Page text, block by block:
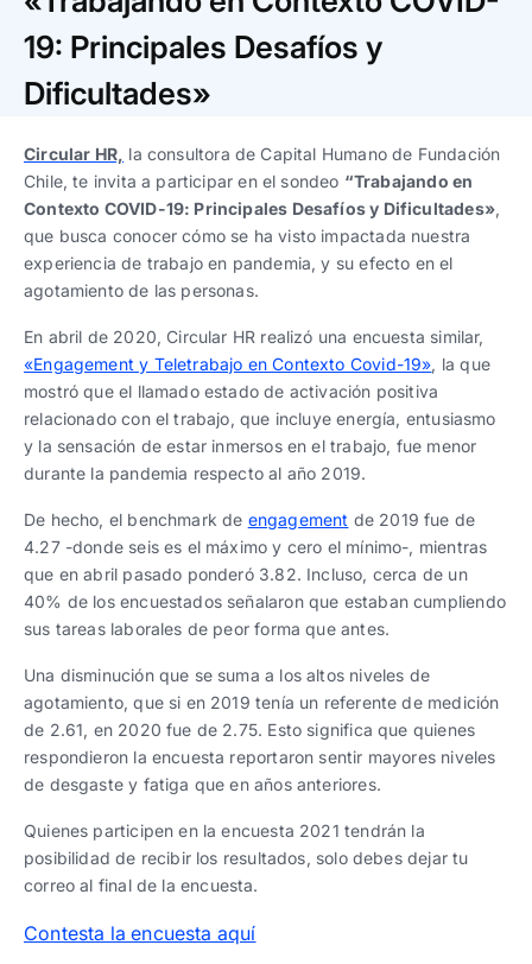
Trabaja con nosotros
Ver todo
Español|English
Ver todas
Español|English
Ver todas
Español|English
progresivos de gestión
Ver todos
Español|English
Español
Español
19: Principales Desafíos y
Dificultades»
Circular HR, la consultora de Capital Humano de Fundación
Chile, te invita a participar en el sondeo “Trabajando en
Contexto COVID-19: Principales Desafíos y Dificultades»,
que busca conocer cómo se ha visto impactada nuestra
experiencia de trabajo en pandemia, y su efecto en el
agotamiento de las personas.
En abril de 2020, Circular HR realizó una encuesta similar,
«Engagement y Teletrabajo en Contexto Covid-19», la que
mostró que el llamado estado de activación positiva
relacionado con el trabajo, que incluye energía, entusiasmo
y la sensación de estar inmersos en el trabajo, fue menor
durante la pandemia respecto al año 2019.
De hecho, el benchmark de engagement de 2019 fue de
4.27 -donde seis es el máximo y cero el mínimo-, mientras
que en abril pasado ponderó 3.82. Incluso, cerca de un
40% de los encuestados señalaron que estaban cumpliendo
sus tareas laborales de peor forma que antes.
Una disminución que se suma a los altos niveles de
agotamiento, que si en 2019 tenía un referente de medición
de 2.61, en 2020 fue de 2.75. Esto significa que quienes
respondieron la encuesta reportaron sentir mayores niveles
de desgaste y fatiga que en años anteriores.
Quienes participen en la encuesta 2021 tendrán la
posibilidad de recibir los resultados, solo debes dejar tu
correo al final de la encuesta.
Contesta la encuesta aquí